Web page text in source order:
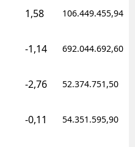
Uşak
1,58 106.449.455,94
-1,14 692.044.692,60
-2,76 52.374.751,50
-0,11 54.351.595,90